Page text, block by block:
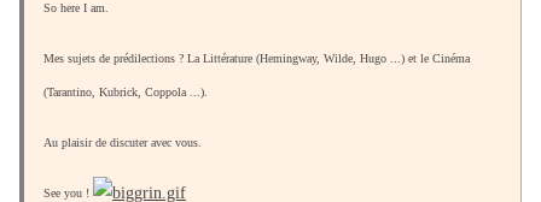
So here I am.
Mes sujets de prédilections ? La Littérature (Hemingway, Wilde, Hugo ...) et le Cinéma
(Tarantino, Kubrick, Coppola ...).
Au plaisir de discuter avec vous.
See you !